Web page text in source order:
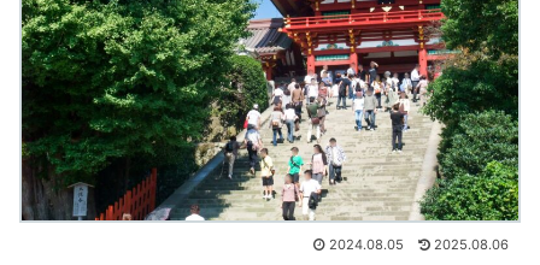
2024.08.05 2025.08.06